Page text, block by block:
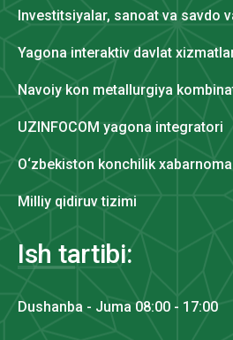
Investitsiyalar, sanoat va savdo
Yagona interaktiv davlat
Navoiy kon metallurgiya
UZINFOCOM yagona integratori
O‘zbekiston konchilik
Milliy qidiruv tizimi
Ish tartibi:
Dushanba - Juma 08:00 - 17:00